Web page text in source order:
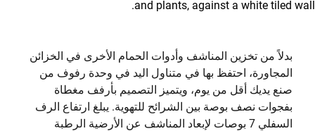
بدلاً من تخزين المناشف وأدوات الحمام الأخرى في الخزائن
المجاورة، احتفظ بها في متناول اليد في وحدة رفوف من
صنع يديك أقل من يوم، ويتميز التصميم بأرفف مغطاة
بفجوات نصف بوصة بين الشرائح للتهوية. يبلغ ارتفاع الرف
السفلي 7 بوصات لإبعاد المناشف عن الأرضية الرطبة